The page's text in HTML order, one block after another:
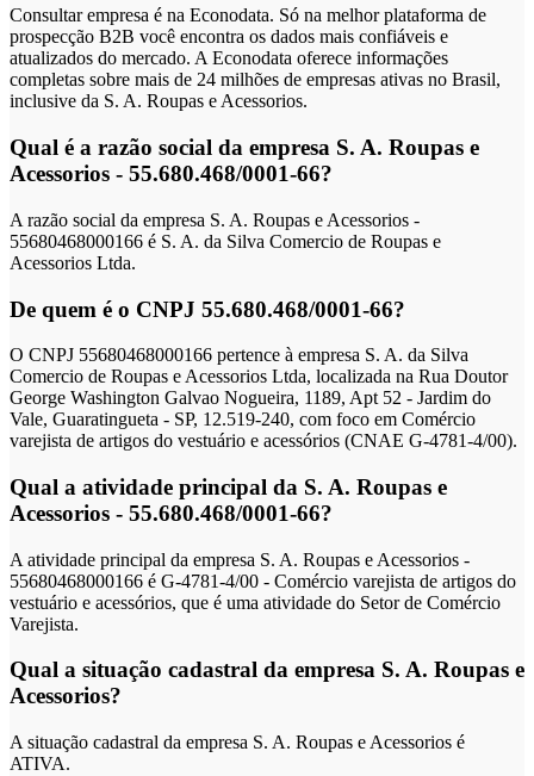
Consultar empresa é na Econodata. Só na melhor plataforma de
prospecção B2B você encontra os dados mais confiáveis e
atualizados do mercado. A Econodata oferece informações
completas sobre mais de 24 milhões de empresas ativas no Brasil,
inclusive da S. A. Roupas e Acessorios.
Qual é a razão social da empresa S. A. Roupas e
Acessorios - 55.680.468/0001-66?
A razão social da empresa S. A. Roupas e Acessorios -
55680468000166 é S. A. da Silva Comercio de Roupas e
Acessorios Ltda.
De quem é o CNPJ 55.680.468/0001-66?
O CNPJ 55680468000166 pertence à empresa S. A. da Silva
Comercio de Roupas e Acessorios Ltda, localizada na Rua Doutor
George Washington Galvao Nogueira, 1189, Apt 52 - Jardim do
Vale, Guaratingueta - SP, 12.519-240, com foco em Comércio
varejista de artigos do vestuário e acessórios (CNAE G-4781-4/00).
Qual a atividade principal da S. A. Roupas e
Acessorios - 55.680.468/0001-66?
A atividade principal da empresa S. A. Roupas e Acessorios -
55680468000166 é G-4781-4/00 - Comércio varejista de artigos do
vestuário e acessórios, que é uma atividade do Setor de Comércio
Varejista.
Qual a situação cadastral da empresa S. A. Roupas e
Acessorios?
A situação cadastral da empresa S. A. Roupas e Acessorios é
ATIVA.